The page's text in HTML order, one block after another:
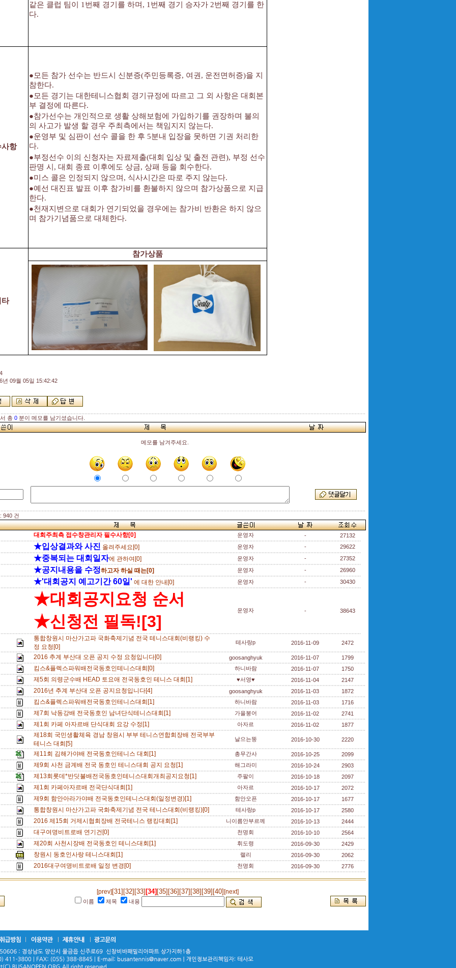
같은 클럽 팀이 1번째 경기를 하며, 1번째 경기 승자가 2번째 경기를 한
다.
사항
●모든 참가 선수는 반드시 신분증(주민등록증, 여권, 운전면허증)을 지
참한다.
●모든 경기는 대한테니스협회 경기규정에 따르고 그 외 사항은 대회본
부 결정에 따른다.
●참가선수는 개인적으로 생활 상해보험에 가입하기를 권장하며 불의
의 사고가 발생 할 경우 주최측에서는 책임지지 않는다.
●운영부 및 심판이 선수 콜을 한 후 5분내 입장을 못하면 기권 처리한
다.
●부정선수 이의 신청자는 자료제출(대회 입상 및 출전 관련), 부정 선수
판명 시, 대회 종료 이후에도 상금, 상패 등을 회수한다.
●미스 콜은 인정되지 않으며, 식사시간은 따로 주지 않는다.
●예선 대진표 발표 이후 참가비를 환불하지 않으며 참가상품으로 지급
한다.
●천재지변으로 대회가 연기되었을 경우에는 참가비 반환은 하지 않으
며 참가기념품으로 대체한다.
타
참가상품
년 09월 05일 15:42:42
총 0 분이 메모를 남기셨습니다.
메모를 남겨주세요.
940 건
대회주최측 접수창관리자 필수사항[0] 운영자 - 27132
★입상결과와 사진 올려주세요[0] 운영자 - 29622
★중복되는 대회일자에 관하여[0] 운영자 - 27352
★공지내용을 수정하고자 하실 때는[0] 운영자 - 26960
★'대회공지 예고기간 60일' 에 대한 안내[0] 운영자 - 30430
★대회공지요청 순서
★신청전 필독![3]
운영자 - 38643
통합창원시 마산가고파 국화축제기념 전국 테니스대회(비랭킹) 수
정 요청[0]
테사랑p 2016-11-09 2472
2016 추계 부산대 오픈 공지 수정 요청입니다[0] goosanghyuk 2016-11-07 1799
킴스&플렉스파워배전국동호인테니스대회[0] 하니바람 2016-11-07 1750
제5회 의령군수배 HEAD 토요애 전국동호인 테니스 대회[1] ♥서영♥ 2016-11-04 2147
2016년 추계 부산대 오픈 공지요청입니다[4] goosanghyuk 2016-11-03 1872
킴스&플렉스파워배전국동호인테니스대회[1] 하니바람 2016-11-03 1716
제7회 낙동강배 전국동호인 남녀단식테니스대회[1] 가을붕어 2016-11-02 2741
제1회 카페 아자르배 단식대회 요강 수정[1] 아자르 2016-11-02 1877
제18회 국민생활체육 경남 창원시 부부 테니스연합회장배 전국부부
테니스 대회[5]
날으는뚱 2016-10-30 2220
제11회 김해가야배 전국동호인테니스 대회[1] 총무간사 2016-10-25 2099
제9회 사천 금계배 전국 동호인 테니스대회 공지 요청[1] 해그라미 2016-10-24 2903
제13회롯데*반딧불배전국동호인테니스대회개최공지요청[1] 주팔이 2016-10-18 2097
제1회 카페아자르배 전국단식대회[1] 아자르 2016-10-17 2072
제9회 함안아라가야배 전국동호인테니스대회(일정변경)[1] 함안오픈 2016-10-17 1677
통합창원시 마산가고파 국화축제기념 전국 테니스대회(비랭킹)[0] 테사랑p 2016-10-17 2580
2016 제15회 거제시협회장배 전국테니스 랭킹대회[1] 니이름안부르께 2016-10-13 2444
대구여명비트로배 연기건[0] 천명회 2016-10-10 2564
제20회 사천시장배 전국동호인 테니스대회[1] 휘도령 2016-09-30 2429
창원시 동호인사랑 테니스대회[1] 랠리 2016-09-30 2062
2016대구여명비트로배 일정 변경[0] 천명회 2016-09-30 2776
[prev][31] [32] [33] [34] [35] [36] [37] [38] [39] [40] [next]
이름 제목 내용